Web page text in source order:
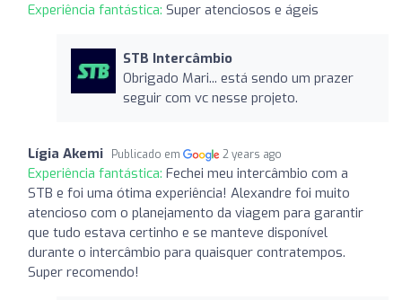
Experiência fantástica: Super atenciosos e ágeis
STB Intercâmbio
Obrigado Mari... está sendo um prazer
seguir com vc nesse projeto.
Lígia Akemi Publicado em 2 years ago
Experiência fantástica: Fechei meu intercâmbio com a
STB e foi uma ótima experiência! Alexandre foi muito
atencioso com o planejamento da viagem para garantir
que tudo estava certinho e se manteve disponível
durante o intercâmbio para quaisquer contratempos.
Super recomendo!